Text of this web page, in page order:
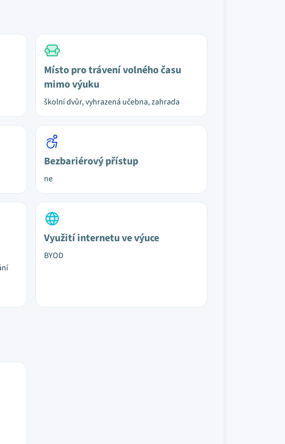
Místo pro trávení volného času
mimo výuku
školní dvůr, vyhrazená učebna, zahrada
Bezbariérový přístup
ne
Využití internetu ve výuce
BYOD